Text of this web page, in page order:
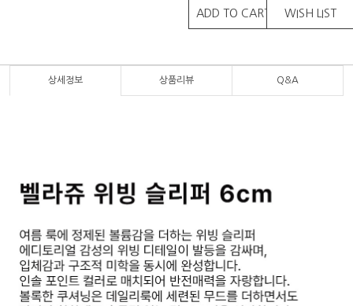
ADD TO CART WISH LIST
상세정보 상품리뷰 Q&A